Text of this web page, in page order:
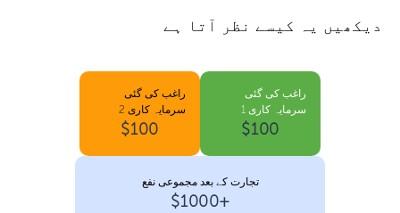
دیکھیں یہ کیسے نظر آتا ہے
راغب کی گئی
سرمایہ کاری 1
$100
راغب کی گئی
سرمایہ کاری 2
$100
تجارت کے بعد مجموعی نفع
+$1000